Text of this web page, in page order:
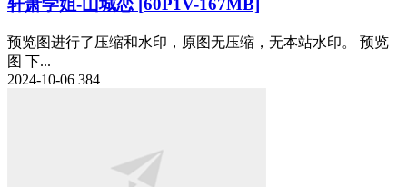
轩萧学姐-山城恋 [60P1V-167MB]
预览图进行了压缩和水印，原图无压缩，无本站水印。 预览
图 下...
2024-10-06 384